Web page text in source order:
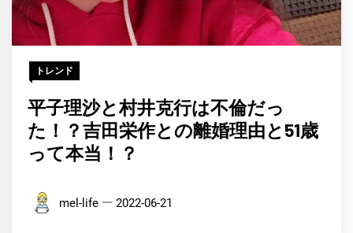
トレンド
平子理沙と村井克行は不倫だっ
た！？吉田栄作との離婚理由と51歳
って本当！？
mel-life 2022-06-21